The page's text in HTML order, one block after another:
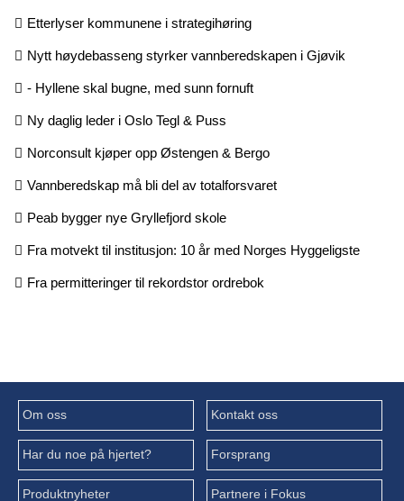
Etterlyser kommunene i strategihøring
Nytt høydebasseng styrker vannberedskapen i Gjøvik
- Hyllene skal bugne, med sunn fornuft
Ny daglig leder i Oslo Tegl & Puss
Norconsult kjøper opp Østengen & Bergo
Vannberedskap må bli del av totalforsvaret
Peab bygger nye Gryllefjord skole
Fra motvekt til institusjon: 10 år med Norges Hyggeligste
Fra permitteringer til rekordstor ordrebok
Om oss Kontakt oss
Har du noe på hjertet? Forsprang
Produktnyheter Partnere i Fokus